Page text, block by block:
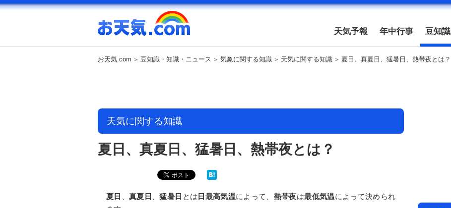
天気予報 年中行事 豆知識
お天気.com 豆知識・知識・ニュース 気象に関する知識 天気に関する知識 夏日、真夏日、猛暑日、熱帯夜とは？
天気に関する知識
夏日、真夏日、猛暑日、熱帯夜とは？
夏日 、真夏日 、猛暑日 とは 日最高気温によって、 熱帯夜は最低気温によって決められ